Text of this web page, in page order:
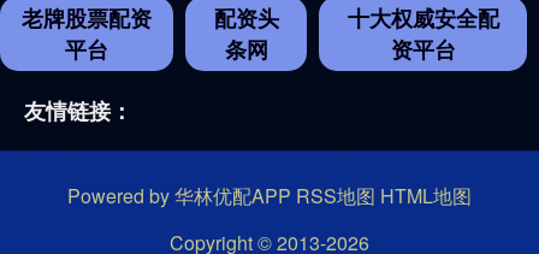
老牌股票配资
平台
配资头
条网
十大权威安全配
资平台
友情链接：
Powered by华林优配APP RSS地图 HTML地图
Copyright© 2013-2026